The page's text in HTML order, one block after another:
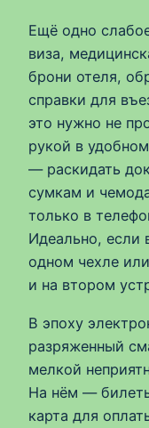
Ещё одно
виза,
брони отеля,
справки для
это нужно не
рукой в
— раскидать
сумкам и
только в
Идеально, если
одном чехле
и на втором
В эпоху
разряженный
мелкой
На нём —
карта для